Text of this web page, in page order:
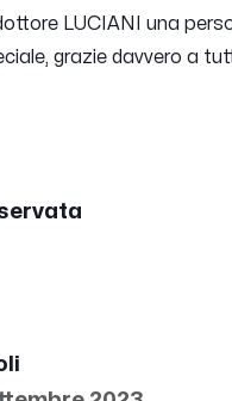
LUCIANI una
grazie davvero a